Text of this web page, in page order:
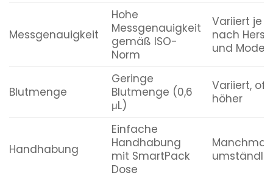
Messgenauigkeit
Hohe
Messgenauigkeit
gemäß ISO-
Norm
Variiert je
nach
und Modell
Blutmenge
Geringe
Blutmenge (0,6
μL)
Variiert, oft
höher
Handhabung
Einfache
Handhabung
mit SmartPack
Dose
Manchmal